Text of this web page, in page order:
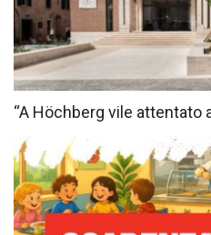
“A Höchberg vile attentato